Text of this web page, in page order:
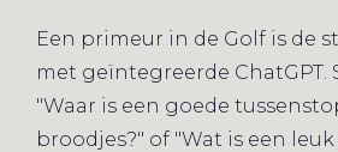
Een primeur in de Golf is de
met geïntegreerde ChatGPT.
"Waar is een goede
broodjes?" of "Wat is een